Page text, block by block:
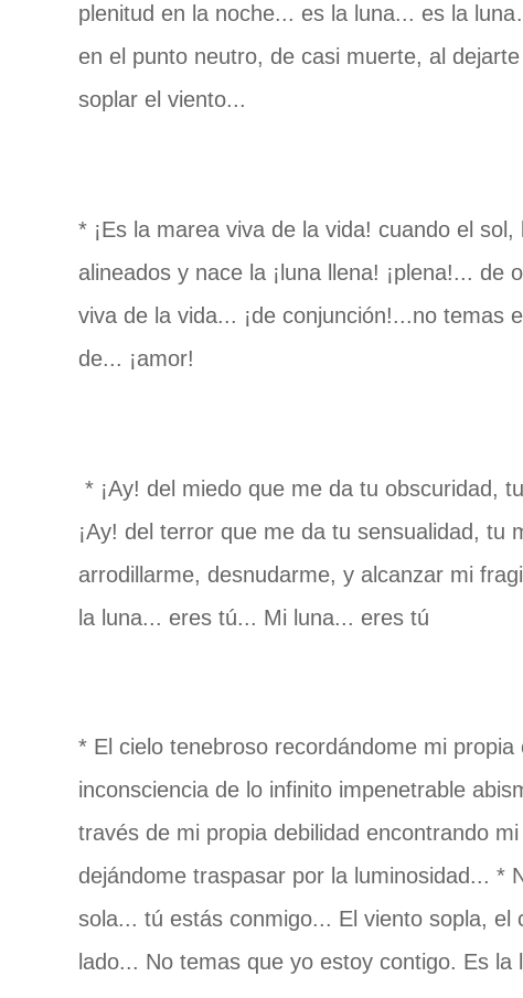
plenitud en la noche... es la luna... es la
en el punto neutro, de casi muerte, al
soplar el viento...
* ¡Es la marea viva de la vida! cuando el
alineados y nace la ¡luna llena! ¡plena!... de
viva de la vida... ¡de conjunción!...no temas
de... ¡amor!
* ¡Ay! del miedo que me da tu obscuridad,
¡Ay! del terror que me da tu sensualidad, tu
arrodillarme, desnudarme, y alcanzar mi
la luna... eres tú... Mi luna... eres tú
* El cielo tenebroso recordándome mi
inconsciencia de lo infinito impenetrable
través de mi propia debilidad encontrando
dejándome traspasar por la luminosidad... *
sola... tú estás conmigo... El viento sopla,
lado... No temas que yo estoy contigo. Es la